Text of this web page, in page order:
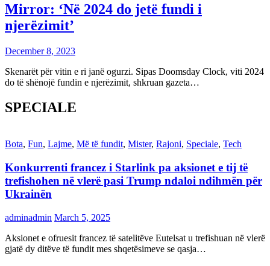
Mirror: ‘Në 2024 do jetë fundi i
njerëzimit’
December 8, 2023
Skenarët për vitin e ri janë ogurzi. Sipas Doomsday Clock, viti 2024
do të shënojë fundin e njerëzimit, shkruan gazeta…
SPECIALE
Bota, Fun, Lajme, Më të fundit, Mister, Rajoni, Speciale, Tech
Konkurrenti francez i Starlink pa aksionet e tij të
trefishohen në vlerë pasi Trump ndaloi ndihmën për
Ukrainën
adminadmin March 5, 2025
Aksionet e ofruesit francez të satelitëve Eutelsat u trefishuan në vlerë
gjatë dy ditëve të fundit mes shqetësimeve se qasja…